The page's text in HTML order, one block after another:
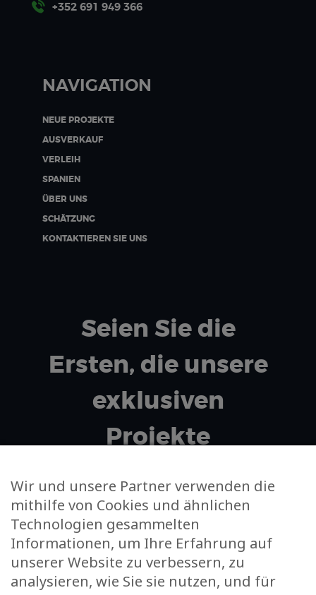
+352 691 949 366
NAVIGATION
NEUE PROJEKTE
AUSVERKAUF
VERLEIH
SPANIEN
ÜBER UNS
SCHÄTZUNG
KONTAKTIEREN SIE UNS
Seien Sie die
Ersten, die unsere
exklusiven
Projekte
entdecken!
Deine E-Mail-Adresse
Ich stimme zu, m'den Newsletter zu abonnieren und
Wir und unsere Partner verwenden die
mithilfe von Cookies und ähnlichen
Technologien gesammelten
Informationen, um Ihre Erfahrung auf
unserer Website zu verbessern, zu
analysieren, wie Sie sie nutzen, und für